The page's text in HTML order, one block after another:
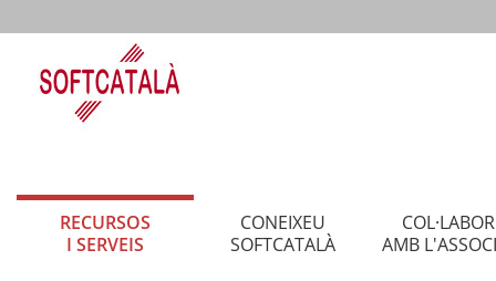
RECURSOS
I SERVEIS
CONEIXEU
SOFTCATALÀ
AMB